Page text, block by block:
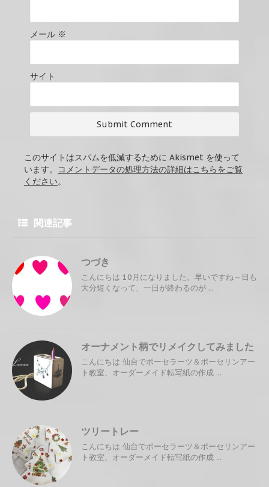
メール ※
サイト
このサイトはスパムを低減するために Akismet を使って
います。
コメントデータの処理方法の詳細はこちらをご覧
ください。
関連記事
つづき
こんにちは 10月になりました。早いですね～日も
大分短くなって、一日が終わるのが ...
オーナメント柄でリメイクしてみました
こんにちは 仙台でポーセラーツ＆ポーセリンアー
ト教室、オーダーメイド転写紙の作成 ...
ツリートレー
こんにちは 仙台でポーセラーツ＆ポーセリンアー
ト教室、オーダーメイド転写紙の作成 ...